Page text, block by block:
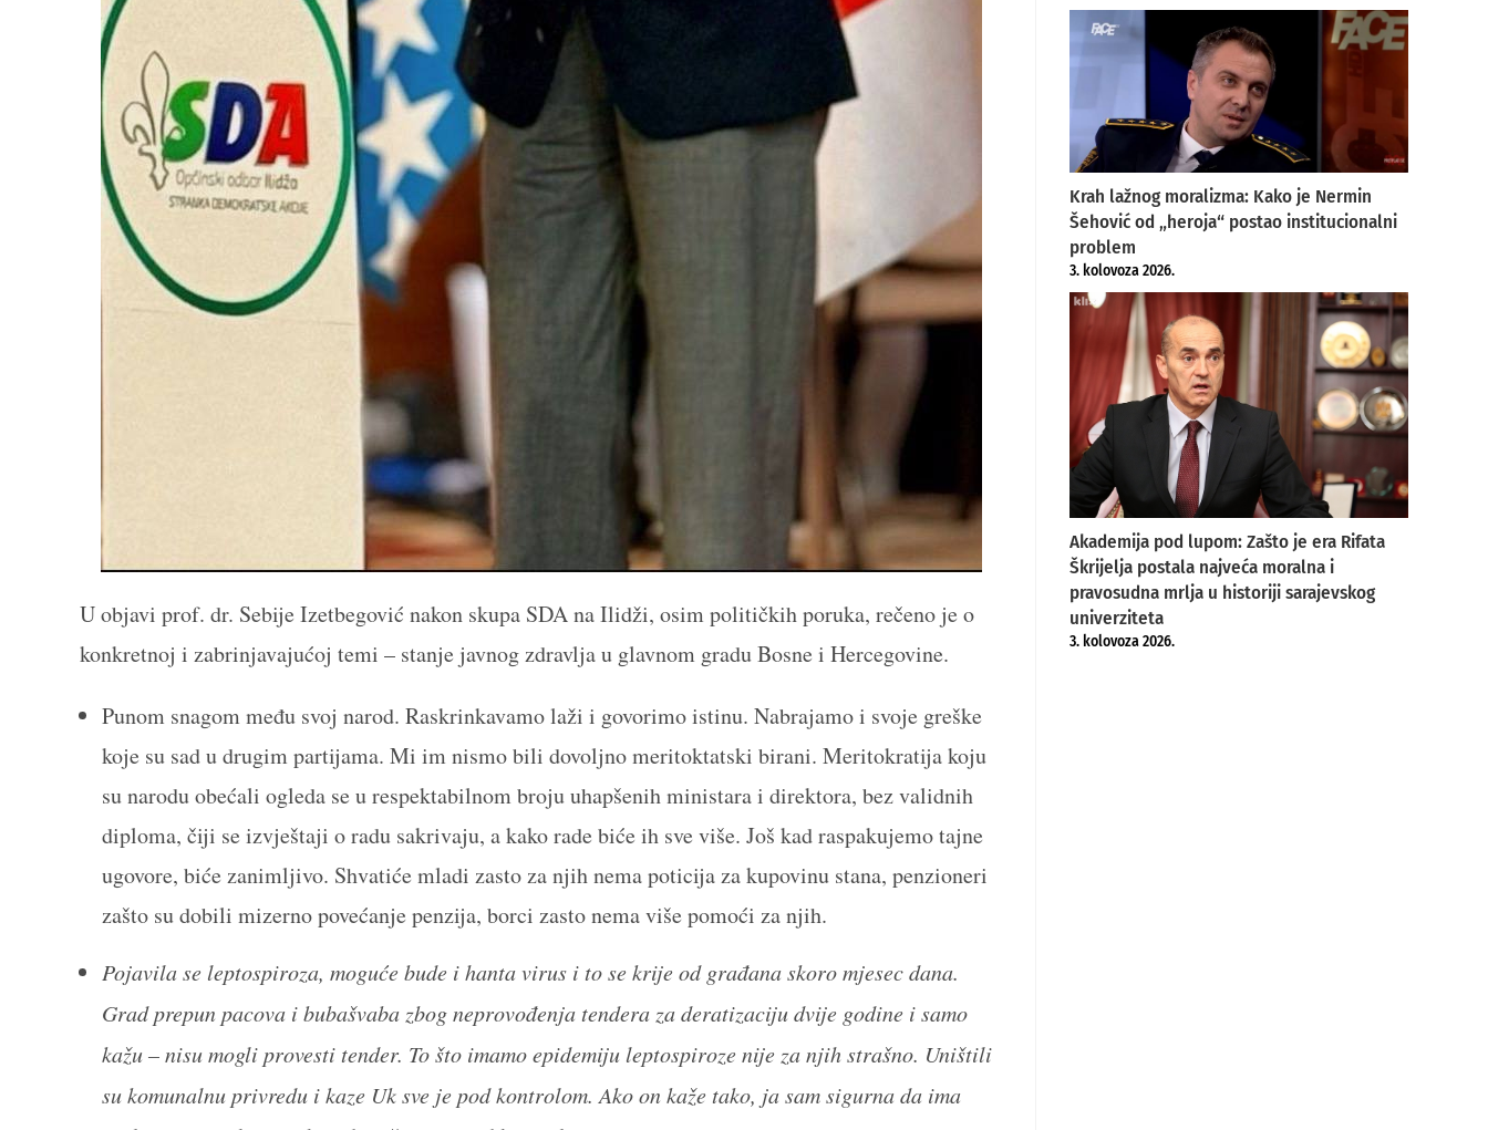
U objavi prof. dr. Sebije Izetbegović nakon skupa SDA na Ilidži, osim političkih poruka, rečeno je o
konkretnoj i zabrinjavajućoj temi – stanje javnog zdravlja u glavnom gradu Bosne i Hercegovine.
Punom snagom među svoj narod. Raskrinkavamo laži i govorimo istinu. Nabrajamo i svoje greške
koje su sad u drugim partijama. Mi im nismo bili dovoljno meritoktatski birani. Meritokratija koju
su narodu obećali ogleda se u respektabilnom broju uhapšenih ministara i direktora, bez validnih
diploma, čiji se izvještaji o radu sakrivaju, a kako rade biće ih sve više. Još kad raspakujemo tajne
ugovore, biće zanimljivo. Shvatiće mladi zasto za njih nema poticija za kupovinu stana, penzioneri
zašto su dobili mizerno povećanje penzija, borci zasto nema više pomoći za njih.
Pojavila se leptospiroza, moguće bude i hanta virus i to se krije od građana skoro mjesec dana.
Grad prepun pacova i bubašvaba zbog neprovođenja tendera za deratizaciju dvije godine i samo
kažu – nisu mogli provesti tender. To što imamo epidemiju leptospiroze nije za njih strašno. Uništili
su komunalnu privredu i kaze Uk sve je pod kontrolom. Ako on kaže tako, ja sam sigurna da ima
Krah lažnog moralizma: Kako je Nermin
Šehović od „heroja“ postao institucionalni
problem
3. kolovoza 2026.
Akademija pod lupom: Zašto je era Rifata
Škrijelja postala najveća moralna i
pravosudna mrlja u historiji sarajevskog
univerziteta
3. kolovoza 2026.